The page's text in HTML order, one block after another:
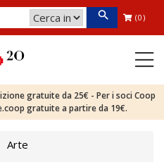
(0)
gratuite da 25€ - Per i soci Coop
gratuite a partire da 19€.
Arte